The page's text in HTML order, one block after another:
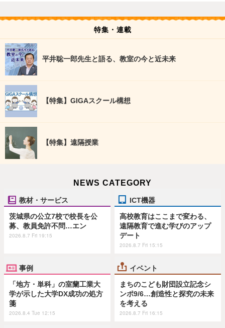
特集・連載
平井聡一郎先生と語る、教室の今と近未来
【特集】GIGAスクール構想
【特集】遠隔授業
NEWS CATEGORY
教材・サービス
茨城県の公立7校で校長を公
募、教員免許不問…エン
2026.8.7 Fri 19:15
ICT機器
高校教育はここまで変わる、
遠隔教育で進む学びのアップ
デート
2026.8.7 Fri 15:15
事例
「地方・単科」の室蘭工業大
学が示した大学DX成功の処方
箋
2026.8.4 Tue 12:15
イベント
まちのこども財団設立記念シ
ンポ9/6…創造性と探究の未来
を考える
2026.8.7 Fri 16:15